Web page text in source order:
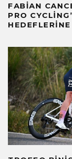
FABIAN
PRO